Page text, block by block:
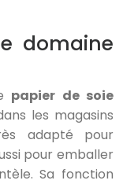
domaine
papier de soie
les magasins
adapté pour
pour emballer
Sa fonction